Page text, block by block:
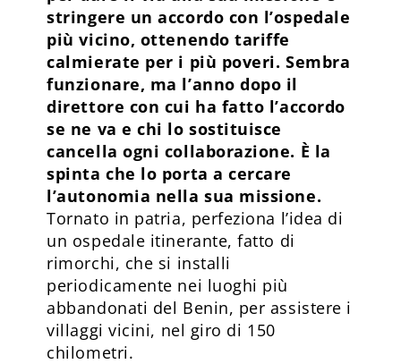
stringere un accordo con l’ospedale
più vicino, ottenendo tariffe
calmierate per i più poveri. Sembra
funzionare, ma l’anno dopo il
direttore con cui ha fatto l’accordo
se ne va e chi lo sostituisce
cancella ogni collaborazione. È la
spinta che lo porta a cercare
l’autonomia nella sua missione.
Tornato in patria, perfeziona l’idea di
un ospedale itinerante, fatto di
rimorchi, che si installi
periodicamente nei luoghi più
abbandonati del Benin, per assistere i
villaggi vicini, nel giro di 150
chilometri.